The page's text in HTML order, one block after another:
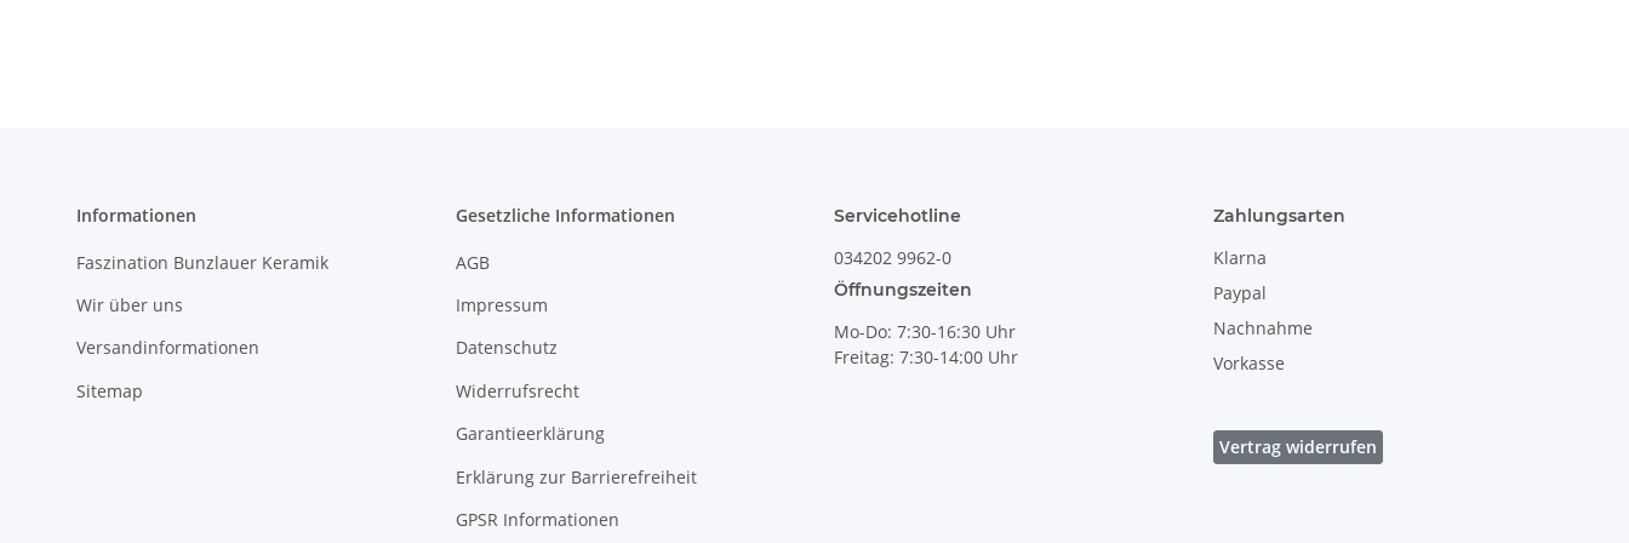
Informationen
Faszination Bunzlauer Keramik
Wir über uns
Versandinformationen
Sitemap
Gesetzliche Informationen
AGB
Impressum
Datenschutz
Widerrufsrecht
Garantieerklärung
Erklärung zur Barrierefreiheit
GPSR Informationen
Servicehotline
034202 9962-0
Öffnungszeiten
Mo-Do: 7:30-16:30 Uhr
Freitag: 7:30-14:00 Uhr
Zahlungsarten
Klarna
Paypal
Nachnahme
Vorkasse
Vertrag widerrufen